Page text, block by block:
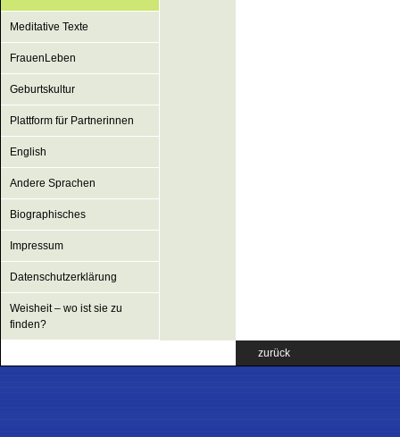
Meditative Texte
FrauenLeben
Geburtskultur
Plattform für Partnerinnen
English
Andere Sprachen
Biographisches
Impressum
Datenschutzerklärung
Weisheit – wo ist sie zu
finden?
zurück